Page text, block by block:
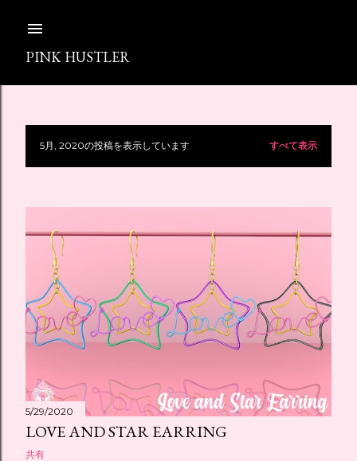
スキップしてメイン コンテンツに移動
PINK HUSTLER
投5月, 2020の投稿を表示しています すべて表示
5/29/2020
LOVE AND STAR EARRING
共有